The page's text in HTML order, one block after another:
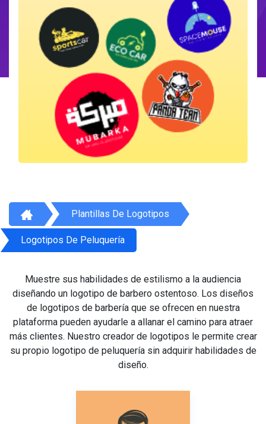
Plantillas De Logotipos
Logotipos De Peluquería
Muestre sus habilidades de estilismo a la audiencia
diseñando un logotipo de barbero ostentoso. Los diseños
de logotipos de barbería que se ofrecen en nuestra
plataforma pueden ayudarle a allanar el camino para atraer
más clientes. Nuestro creador de logotipos le permite crear
su propio logotipo de peluquería sin adquirir habilidades de
diseño.